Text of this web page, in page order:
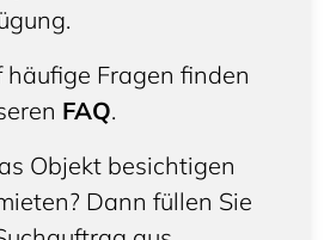
Fragen finden
FAQ.
Objekt besichtigen
Dann füllen Sie